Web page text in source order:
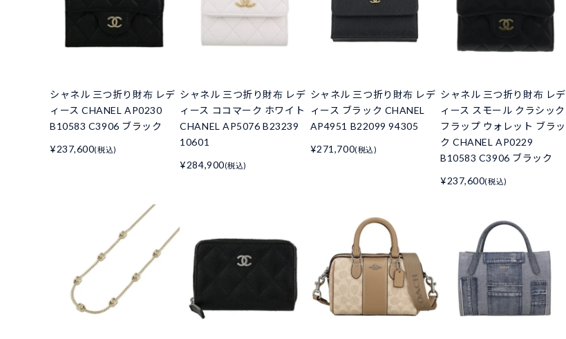
シャネル 三つ折り財布 レデ
ィース CHANEL AP0230
B10583 C3906 ブラック
¥237,600(税込)
シャネル 三つ折り財布 レデ
ィース ココマーク ホワイト
CHANEL AP5076 B23239
10601
¥284,900(税込)
シャネル 三つ折り財布 レデ
ィース ブラック CHANEL
AP4951 B22099 94305
¥271,700(税込)
シャネル 三つ折り財布 レデ
ィース スモール クラシック
フラップ ウォレット ブラッ
ク CHANEL AP0229
B10583 C3906 ブラック
¥237,600(税込)